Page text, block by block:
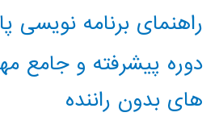
راهنمای برنامه نویسی
دوره پیشرفته و جامع
های بدون راننده